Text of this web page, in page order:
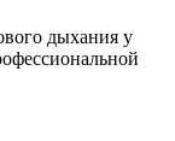
дыхания у